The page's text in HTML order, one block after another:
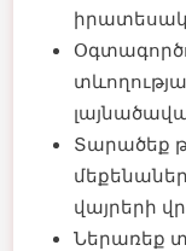
Տարածեք
վայրերի
Ներառեք